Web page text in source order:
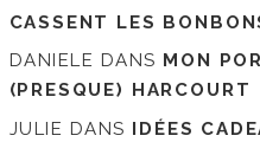
CASSENT LES
DANIELE DANS MON
(PRESQUE) HARCOURT
JULIE DANS IDÉES